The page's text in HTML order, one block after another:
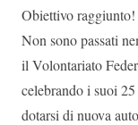
Obiettivo
Non sono passati
il Volontariato
celebrando i suoi
dotarsi di nuova auto